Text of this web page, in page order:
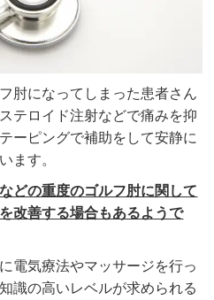
肘になってしまった患者さん
テロイド注射などで痛みを抑
ーピングで補助をして安静に
ます。
どの重度のゴルフ肘に関して
改善する場合もあるようで
電気療法やマッサージを行っ
識の高いレベルが求められる